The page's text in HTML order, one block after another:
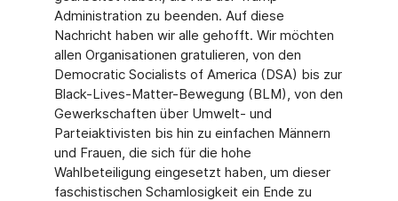
Administration zu beenden. Auf diese
Nachricht haben wir alle gehofft. Wir möchten
allen Organisationen gratulieren, von den
Democratic Socialists of America (DSA) bis zur
Black-Lives-Matter-Bewegung (BLM), von den
Gewerkschaften über Umwelt- und
Parteiaktivisten bis hin zu einfachen Männern
und Frauen, die sich für die hohe
Wahlbeteiligung eingesetzt haben, um dieser
faschistischen Schamlosigkeit ein Ende zu